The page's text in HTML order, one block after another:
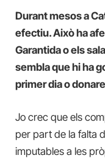
Durant mesos a
efectiu. Això ha
Garantida o els
sembla que hi ha
primer dia o
Jo crec que els
per part de la falta
imputables a les